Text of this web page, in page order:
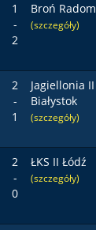
1
-
2
Broń Radom
(szczegóły)
2
-
1
Jagiellonia II
Białystok
(szczegóły)
2
-
0
ŁKS II Łódź
(szczegóły)